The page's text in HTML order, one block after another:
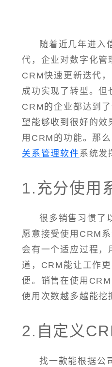
随着近几年进入
代，企业对数字化管
CRM快速更新迭代
成功实现了转型。但
CRM的企业都达到
望能够收到很好的效
用CRM的功能。那
关系管理软件系统发
1.充分使用
很多销售习惯了
愿意接受使用CRM
会有一个适应过程，
道，CRM能让工作
便。销售在使用CRM
使用次数越多越能挖
2.自定义
找一款能根据公